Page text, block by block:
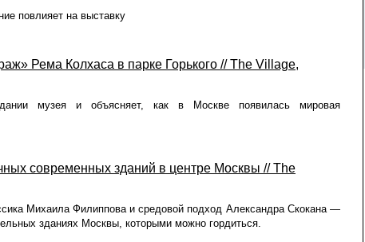
повлияет на выставку
Рема Колхаса в парке Горького // The Village,
музея и объясняет, как в Москве появилась мировая
современных зданий в центре Москвы // The
Михаила Филиппова и средовой подход Александра Скокана —
зданиях Москвы, которыми можно гордиться.